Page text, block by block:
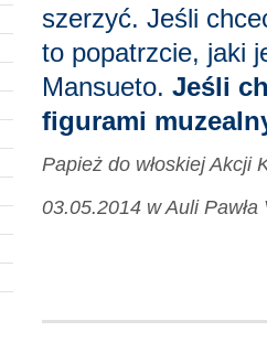
szerzyć. Jeśli
to popatrzcie, jaki
Mansueto. Jeśli
figurami
Papież do włoskiej Akcji
03.05.2014 wAuli